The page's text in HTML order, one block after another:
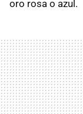
oro rosa o azul.